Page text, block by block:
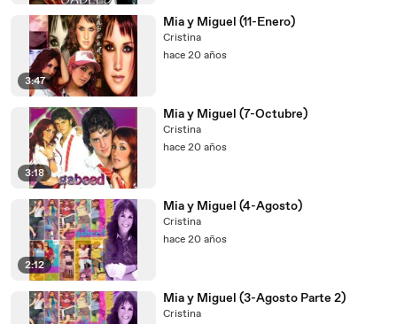
3:47
Mia y Miguel (11-Enero)
Cristina
hace 20 años
3:18
Mia y Miguel (7-Octubre)
Cristina
hace 20 años
2:12
Mia y Miguel (4-Agosto)
Cristina
hace 20 años
Mia y Miguel (3-Agosto Parte 2)
Cristina